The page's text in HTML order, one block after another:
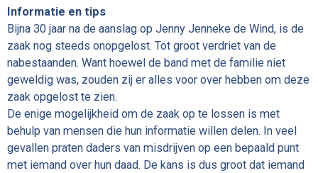
Informatie en tips
Bijna 30 jaar na de aanslag op Jenny Jenneke de Wind, is de
zaak nog steeds onopgelost. Tot groot verdriet van de
nabestaanden. Want hoewel de band met de familie niet
geweldig was, zouden zij er alles voor over hebben om deze
zaak opgelost te zien.
De enige mogelijkheid om de zaak op te lossen is met
behulp van mensen die hun informatie willen delen. In veel
gevallen praten daders van misdrijven op een bepaald punt
met iemand over hun daad. De kans is dus groot dat iemand